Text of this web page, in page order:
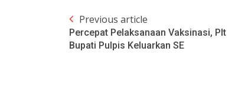
Previous article
Percepat Pelaksanaan Vaksinasi, Plt
Bupati Pulpis Keluarkan SE